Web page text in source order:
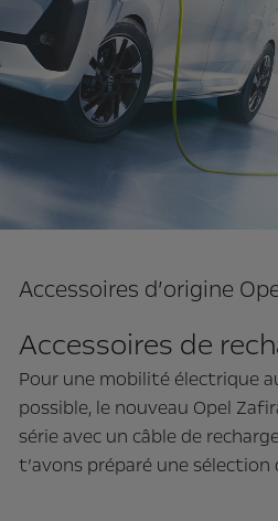
Accessoires d’origine
Accessoires de
Pour une mobilité électrique
possible, le nouveau Opel
série avec un câble de
t’avons préparé une sélection